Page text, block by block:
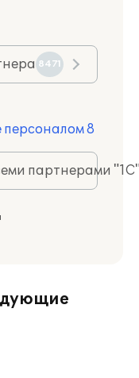
8471
8
партнерами